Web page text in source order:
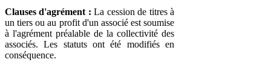
Clauses d'agrément : La cession de titres à
un tiers ou au profit d'un associé est soumise
à l'agrément préalable de la collectivité des
associés. Les statuts ont été modifiés en
conséquence.